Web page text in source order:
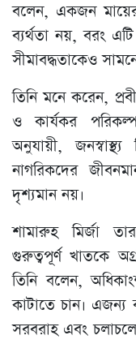
বলেন, একজন
ব্যর্থতা নয়, বরং এটি
সীমাবদ্ধতাকেও
তিনি মনে করেন,
ও কার্যকর
অনুযায়ী,
নাগরিকদের
দৃশ্যমান নয়।
শামারুহ মির্জা
গুরুত্বপূর্ণ খাতকে
তিনি বলেন,
কাটাতে চান। এজন্য
সরবরাহ এবং